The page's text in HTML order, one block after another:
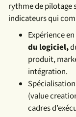
rythme de pilotage
indicateurs qui
Expérience
du logiciel,
produit,
intégration.
(value
cadres